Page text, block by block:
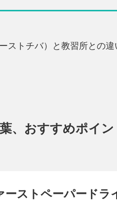
ストチバ）と教習所との違
、おすすめポイン
ストペーパードラ